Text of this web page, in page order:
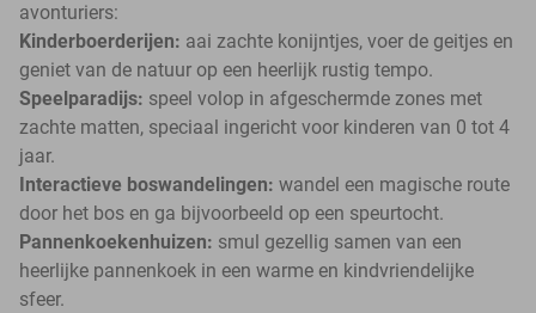
avonturiers:
Kinderboerderijen: aai zachte konijntjes, voer de geitjes en
geniet van de natuur op een heerlijk rustig tempo.
Speelparadijs: speel volop in afgeschermde zones met
zachte matten, speciaal ingericht voor kinderen van 0 tot 4
jaar.
Interactieve boswandelingen: wandel een magische route
door het bos en ga bijvoorbeeld op een speurtocht.
Pannenkoekenhuizen: smul gezellig samen van een
heerlijke pannenkoek in een warme en kindvriendelijke
sfeer.